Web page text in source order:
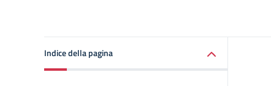
Indice della pagina